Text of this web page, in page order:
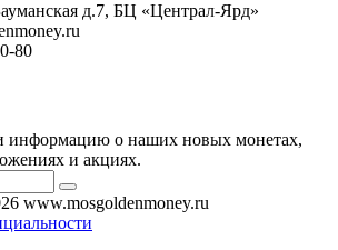
д.7, БЦ «Централ-Ярд»
80
информацию о наших новых монетах,
и акциях.
www.mosgoldenmoney.ru